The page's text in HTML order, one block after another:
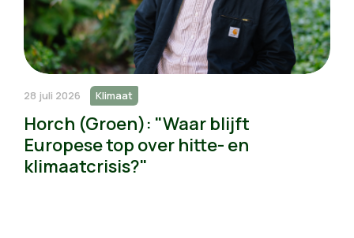
28 juli 2026 Klimaat
Horch (Groen): "Waar blijft
Europese top over hitte- en
klimaatcrisis?"